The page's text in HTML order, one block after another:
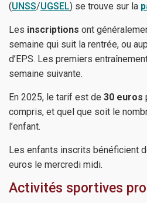
(UNSS/UGSEL) se trouve sur la
Les inscriptions ont
semaine qui suit la rentrée, ou
d’EPS. Les premiers
semaine suivante.
En 2025, le tarif est de 30 euros
compris, et quel que soit le
l’enfant.
Les enfants inscrits bénéficient
euros le mercredi midi.
Activités sportives